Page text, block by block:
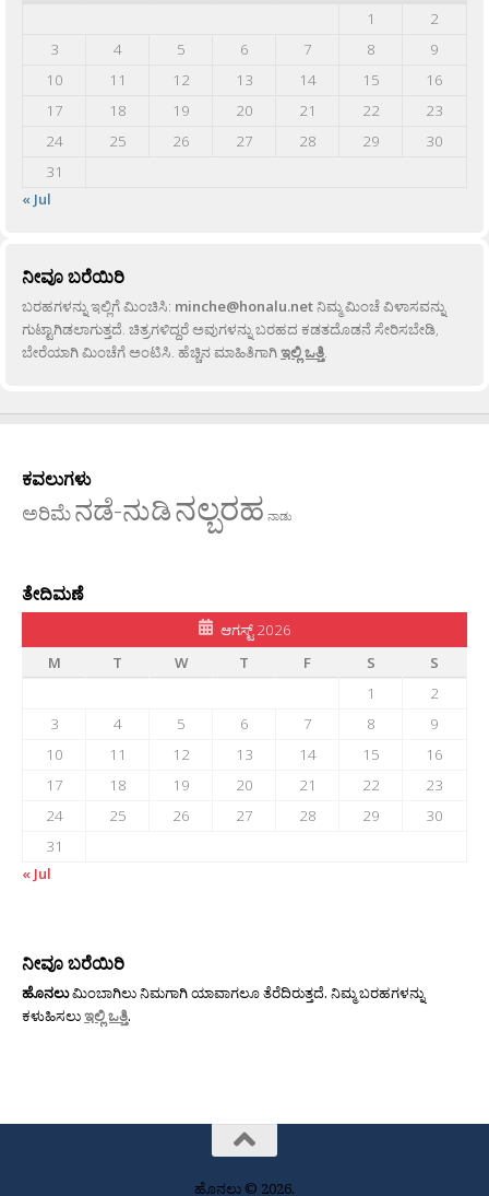
1
2
3
4 5 6 7 8
9
10
11 12 13 14 15
16
17
18 19 20 21 22
23
24
25 26 27 28 29
30
31
« Jul
ನೀವೂ ಬರೆಯಿರಿ
ಬರಹಗಳನ್ನು ಇಲ್ಲಿಗೆ ಮಿಂಚಿಸಿ: minche@honalu.netನಿಮ್ಮ ಮಿಂಚೆ ವಿಳಾಸವನ್ನು
ಗುಟ್ಟಾಗಿಡಲಾಗುತ್ತದೆ. ಚಿತ್ರಗಳಿದ್ದರೆ ಅವುಗಳನ್ನು ಬರಹದ ಕಡತದೊಡನೆ ಸೇರಿಸಬೇಡಿ,
ಬೇರೆಯಾಗಿ ಮಿಂಚೆಗೆ ಅಂಟಿಸಿ. ಹೆಚ್ಚಿನ ಮಾಹಿತಿಗಾಗಿಇಲ್ಲಿ ಒತ್ತಿ.
ಕವಲುಗಳು
ಅರಿಮೆನಡೆ-ನುಡಿನಲ್ಬರಹ ನಾಡು
ತೇದಿಮಣೆ
ಆಗಸ್ಟ್ 2026
M
T W T F S
S
1
2
3
4 5 6 7 8
9
10
11 12 13 14 15
16
17
18 19 20 21 22
23
24
25 26 27 28 29
30
31
« Jul
ನೀವೂ ಬರೆಯಿರಿ
ಹೊನಲುಮಿಂಬಾಗಿಲು ನಿಮಗಾಗಿ ಯಾವಾಗಲೂ ತೆರೆದಿರುತ್ತದೆ. ನಿಮ್ಮ ಬರಹಗಳನ್ನು
ಕಳುಹಿಸಲುಇಲ್ಲಿ ಒತ್ತಿ.
ಹೊನಲು © 2026.